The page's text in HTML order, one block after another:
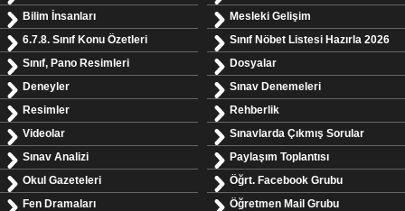
Bilim İnsanları
6.7.8. Sınıf Konu Özetleri
Sınıf, Pano Resimleri
Deneyler
Resimler
Videolar
Sınav Analizi
Okul Gazeteleri
Fen Dramaları
Mesleki Gelişim
Sınıf Nöbet Listesi Hazırla 2026
Dosyalar
Sınav Denemeleri
Rehberlik
Sınavlarda Çıkmış Sorular
Paylaşım Toplantısı
Öğrt. Facebook Grubu
Öğretmen Mail Grubu